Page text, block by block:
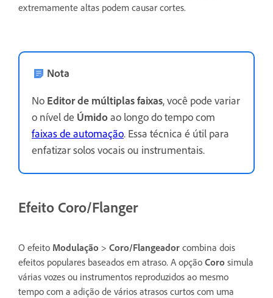
extremamente altas podem causar cortes.
Nota
No Editor de múltiplas faixas, você pode variar
o nível de Úmidoao longo do tempo com
faixas de automação. Essa técnica é útil para
enfatizar solos vocais ou instrumentais.
Efeito Coro/Flanger
O efeito Modulação > Coro/Flangeador combina dois
efeitos populares baseados em atraso. A opção Coro simula
várias vozes ou instrumentos reproduzidos ao mesmo
tempo com a adição de vários atrasos curtos com uma